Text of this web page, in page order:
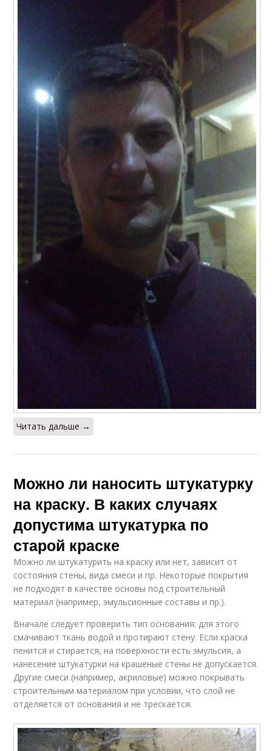
Читать дальше →
Можно ли наносить штукатурку
на краску. В каких случаях
допустима штукатурка по
старой краске
Можно ли штукатурить на краску или нет, зависит от
состояния стены, вида смеси и пр. Некоторые покрытия
не подходят в качестве основы под строительный
материал (например, эмульсионные составы и пр.).
Вначале следует проверить тип основания: для этого
смачивают ткань водой и протирают стену. Если краска
пенится и стирается, на поверхности есть эмульсия, а
нанесение штукатурки на крашеные стены не допускается.
Другие смеси (например, акриловые) можно покрывать
строительным материалом при условии, что слой не
отделяется от основания и не трескается.